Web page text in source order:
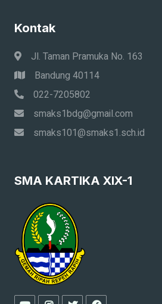
Kontak
Jl. Taman Pramuka No. 163
Bandung 40114
022-7205802
smaks1bdg@gmail.com
smaks101@smaks1.sch.id
SMA KARTIKA XIX-1